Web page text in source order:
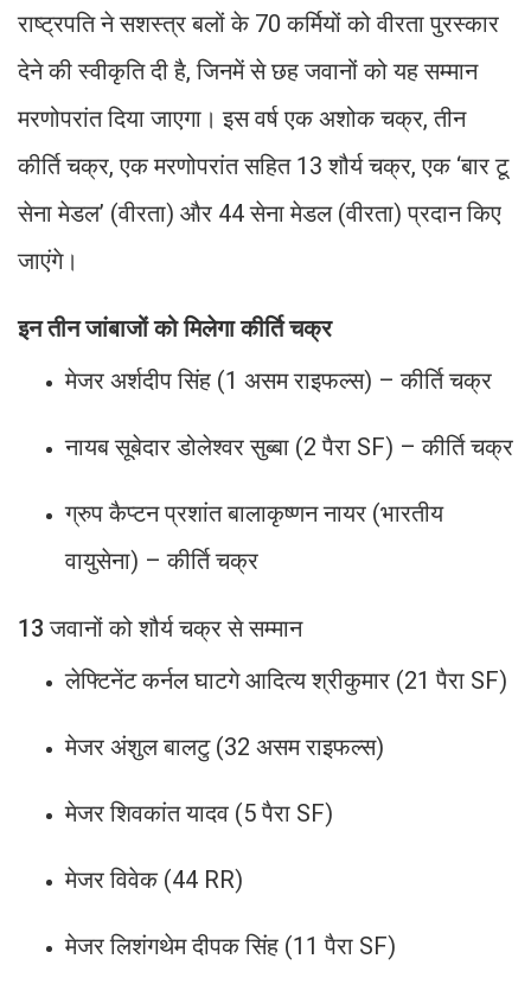
राष्ट्रपति ने सशस्त्र बलों के 70 कर्मियों को वीरता पुरस्कार
देने की स्वीकृति दी है, जिनमें से छह जवानों को यह सम्मान
मरणोपरांत दिया जाएगा। इस वर्ष एक अशोक चक्र, तीन
कीर्ति चक्र, एक मरणोपरांत सहित 13 शौर्य चक्र, एक ‘बार टू
सेना मेडल’ (वीरता) और 44 सेना मेडल (वीरता) प्रदान किए
जाएंगे।
इन तीन जांबाजों को मिलेगा कीर्ति चक्र
मेजर अर्शदीप सिंह (1 असम राइफल्स) – कीर्ति चक्र
नायब सूबेदार डोलेश्वर सुब्बा (2 पैरा SF) – कीर्ति चक्र
ग्रुप कैप्टन प्रशांत बालाकृष्णन नायर (भारतीय
वायुसेना) – कीर्ति चक्र
13 जवानों को शौर्य चक्र से सम्मान
लेफ्टिनेंट कर्नल घाटगे आदित्य श्रीकुमार (21 पैरा SF)
मेजर अंशुल बालटु (32 असम राइफल्स)
मेजर शिवकांत यादव (5 पैरा SF)
मेजर विवेक (44 RR)
मेजर लिशंगथेम दीपक सिंह (11 पैरा SF)